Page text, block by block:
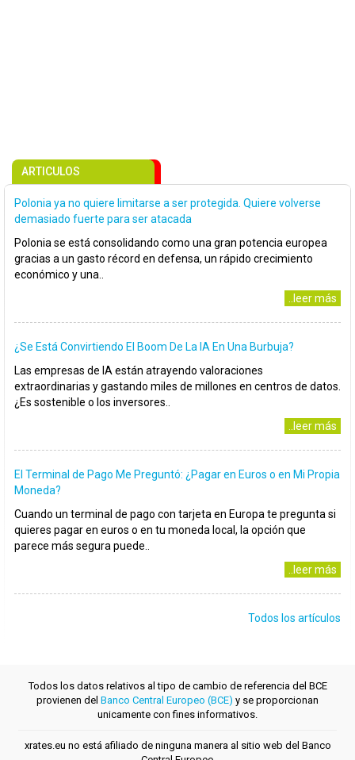
ARTICULOS
Polonia ya no quiere limitarse a ser protegida. Quiere volverse
demasiado fuerte para ser atacada
Polonia se está consolidando como una gran potencia europea
gracias a un gasto récord en defensa, un rápido crecimiento
económico y una..
..leer más
¿Se Está Convirtiendo El Boom De La IA En Una Burbuja?
Las empresas de IA están atrayendo valoraciones
extraordinarias y gastando miles de millones en centros de datos.
¿Es sostenible o los inversores..
..leer más
El Terminal de Pago Me Preguntó: ¿Pagar en Euros o en Mi Propia
Moneda?
Cuando un terminal de pago con tarjeta en Europa te pregunta si
quieres pagar en euros o en tu moneda local, la opción que
parece más segura puede..
..leer más
Todos los artículos
Todos los datos relativos al tipo de cambio de referencia del BCE
provienen del Banco Central Europeo (BCE) y se proporcionan
unicamente con fines informativos.
xrates.eu no está afiliado de ninguna manera al sitio web del Banco